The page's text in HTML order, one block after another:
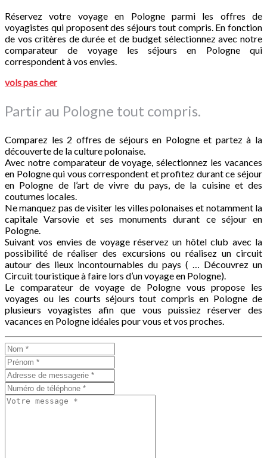
Réservez votre voyage en Pologne parmi les offres de
voyagistes qui proposent des séjours tout compris. En fonction
de vos critères de durée et de budget sélectionnez avec notre
comparateur de voyage les séjours en Pologne qui
correspondent à vos envies.
vols pas cher
Partir au Pologne tout compris.
Comparez les 2 offres de séjours en Pologne et partez à la
découverte de la culture polonaise.
Avec notre comparateur de voyage, sélectionnez les vacances
en Pologne qui vous correspondent et profitez durant ce séjour
en Pologne de l’art de vivre du pays, de la cuisine et des
coutumes locales.
Ne manquez pas de visiter les villes polonaises et notamment la
capitale Varsovie et ses monuments durant ce séjour en
Pologne.
Suivant vos envies de voyage réservez un hôtel club avec la
possibilité de réaliser des excursions ou réalisez un circuit
autour des lieux incontournables du pays ( … Découvrez un
Circuit touristique à faire lors d’un voyage en Pologne).
Le comparateur de voyage de Pologne vous propose les
voyages ou les courts séjours tout compris en Pologne de
plusieurs voyagistes afin que vous puissiez réserver des
vacances en Pologne idéales pour vous et vos proches.